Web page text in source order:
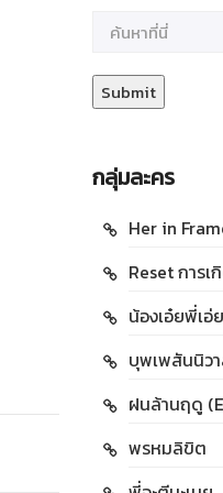
กลุ่มละคร
Her in
Reset การเ
น้องเอ๋ยพี่เอ่
บุพเพสันนิว
ฝนล้านฤดู
พรหมลิขิต